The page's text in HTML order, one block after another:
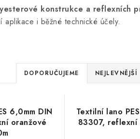
konstrukce a reflexních
i běžné technické účely.
Ř
a
z
e
DOPORUČUJEME NEJLEVNĚJŠÍ
6,0mm DIN
oranžové
Textilní lano
83307,